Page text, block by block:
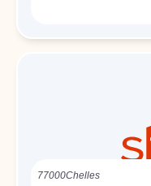
77000Chelles